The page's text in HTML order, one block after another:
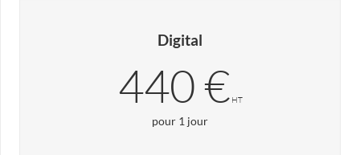
Digital
440 €HT
pour 1 jour